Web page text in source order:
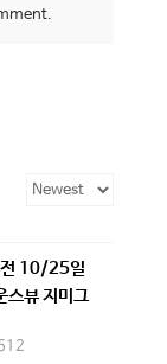
10/25일
스뷰 지미그